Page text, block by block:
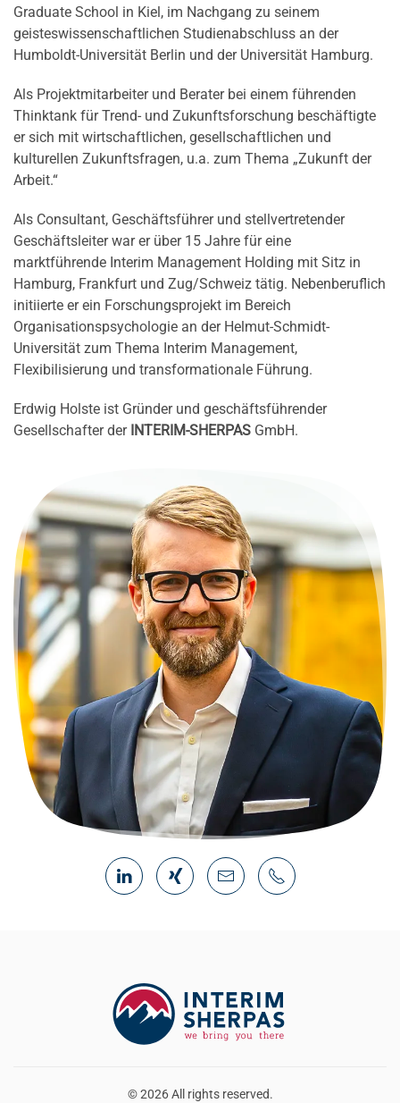
Graduate School in Kiel, im Nachgang zu seinem
geisteswissenschaftlichen Studienabschluss an der
Humboldt-Universität Berlin und der Universität Hamburg.
Als Projektmitarbeiter und Berater bei einem führenden
Thinktank für Trend- und Zukunftsforschung beschäftigte
er sich mit wirtschaftlichen, gesellschaftlichen und
kulturellen Zukunftsfragen, u.a. zum Thema „Zukunft der
Arbeit.“
Als Consultant, Geschäftsführer und stellvertretender
Geschäftsleiter war er über 15 Jahre für eine
marktführende Interim Management Holding mit Sitz in
Hamburg, Frankfurt und Zug/Schweiz tätig. Nebenberuflich
initiierte er ein Forschungsprojekt im Bereich
Organisationspsychologie an der Helmut-Schmidt-
Universität zum Thema Interim Management,
Flexibilisierung und transformationale Führung.
Erdwig Holste ist Gründer und geschäftsführender
Gesellschafter der INTERIM-SHERPAS GmbH.
©2026All rights reserved.